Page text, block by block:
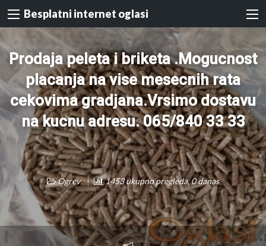
Besplatni internet oglasi
Prodaja peleta i briketa .Mogucnost
placanja na vise mesecnih rata
cekovima gradjana.Vrsimo dostavu
na kucnu adresu. 065/840 33 33
Ogrev 1453 ukupno pregleda, 0 danas